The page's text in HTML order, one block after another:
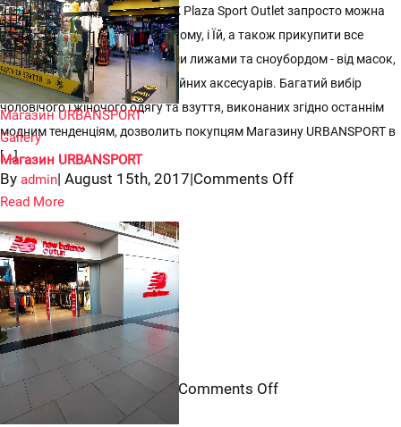
Магазин URBANSPORT
Gallery
Магазин URBANSPORT
У магазині URBANSPORT в ТРК Plaza Sport Outlet запросто можна
повністю оновити гардероб і Йому, і Їй, а також прикупити все
необхідне для занять гірськими лижами та сноубордом - від масок,
шоломів і костюмів до професійних аксесуарів. Багатий вибір
чоловічого і жіночого одягу та взуття, виконаних згідно останнім
модним тенденціям, дозволить покупцям Магазину URBANSPORT в
[...]
By admin| August 15th, 2017|Comments Offon
Read More


New Balance
[…]
By admin June 23rd, 2017|Comments Offon
Read More